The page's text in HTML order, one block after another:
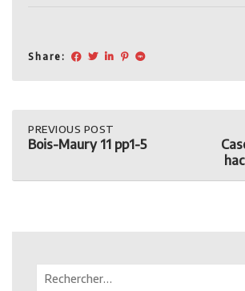
Share:
Post
navigation
PREVIOUS
POST:
11
PREVIOUS POST
Bois-Maury 11 pp1-5
L’HOMME
À